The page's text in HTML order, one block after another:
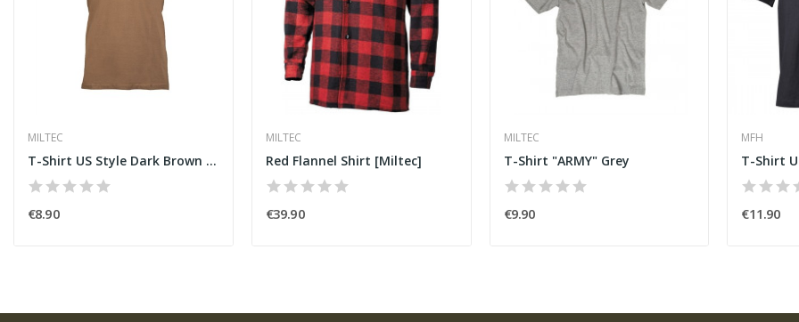
MILTEC
T-Shirt US Style Dark Brown [Miltec]
€8.90
MILTEC
Red Flannel Shirt [Miltec]
€39.90
MILTEC
T-Shirt "ARMY" Grey
€9.90
MFH
€11.90